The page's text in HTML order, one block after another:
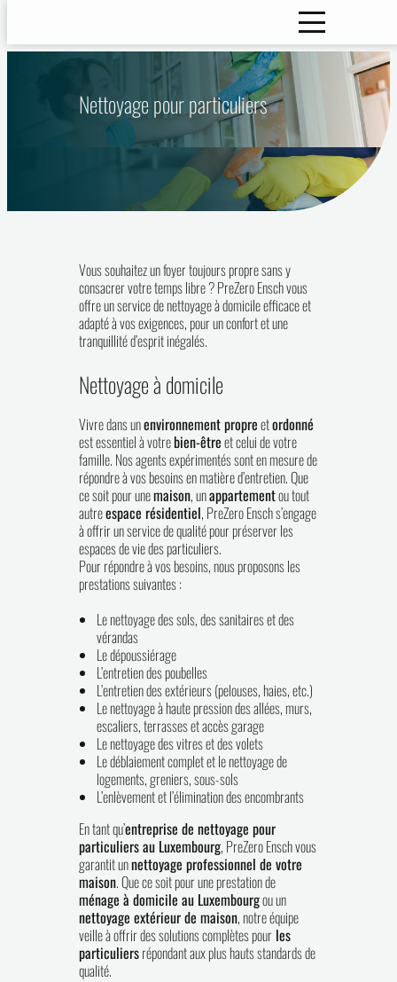
Nettoyage pour particuliers
Vous souhaitez un foyer toujours propre sans y
consacrer votre temps libre ? PreZero Ensch vous
offre un service de nettoyage à domicile efficace et
adapté à vos exigences, pour un confort et une
tranquillité d’esprit inégalés.
Nettoyage à domicile
Vivre dans unenvironnement propreetordonné
est essentiel à votrebien-êtreet celui de votre
famille. Nos agents expérimentés sont en mesure de
répondre à vos besoins en matière d’entretien. Que
ce soit pour unemaison, unappartementou tout
autreespace résidentiel, PreZero Ensch s’engage
à offrir un service de qualité pour préserver les
espaces de vie des particuliers.
Pour répondre à vos besoins, nous proposons les
prestations suivantes :
Le nettoyage des sols, des sanitaires et des
vérandas
Le dépoussiérage
L’entretien des poubelles
L’entretien des extérieurs (pelouses, haies, etc.)
Le nettoyage à haute pression des allées, murs,
escaliers, terrasses et accès garage
Le nettoyage des vitres et des volets
Le déblaiement complet et le nettoyage de
logements, greniers, sous-sols
L’enlèvement et l’élimination des encombrants
En tant qu’entreprise de nettoyage pour
particuliers au Luxembourg, PreZero Ensch vous
garantit unnettoyage professionnel de votre
maison. Que ce soit pour une prestation de
ménage à domicile au Luxembourgou un
nettoyage extérieur de maison, notre équipe
veille à offrir des solutions complètes pour les
particuliersrépondant aux plus hauts standards de
qualité.